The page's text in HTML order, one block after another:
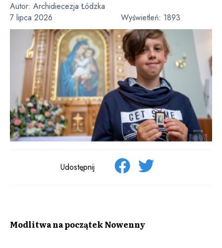
Autor: Archidiecezja Łódzka
7 lipca 2026
Wyświetleń: 1893
Udostępnij
Modlitwa na początek Nowenny